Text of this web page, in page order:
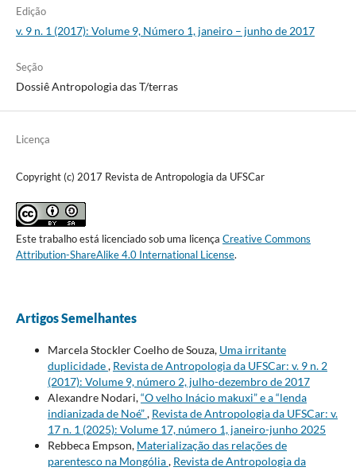
Edição
v. 9 n. 1 (2017): Volume 9, Número 1, janeiro – junho de 2017
Seção
Dossiê Antropologia das T/terras
Licença
Copyright (c) 2017 Revista de Antropologia da UFSCar
Este trabalho está licenciado sob uma licença Creative Commons
Attribution-ShareAlike 4.0 International License.
Artigos Semelhantes
Marcela Stockler Coelho de Souza, Uma irritante
duplicidade, Revista de Antropologia da UFSCar: v. 9 n. 2
(2017): Volume 9, número 2, julho-dezembro de 2017
Alexandre Nodari,“O velho Inácio makuxi” e a “lenda
indianizada de Noé”, Revista de Antropologia da UFSCar: v.
17 n. 1 (2025): Volume 17, número 1, janeiro-junho 2025
Rebbeca Empson, Materialização das relações de
parentesco na Mongólia, Revista de Antropologia da